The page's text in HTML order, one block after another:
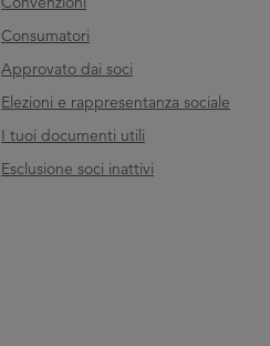
Consumatori
Approvato dai soci
Elezioni e rappresentanza sociale
I tuoi documenti utili
Esclusione soci inattivi